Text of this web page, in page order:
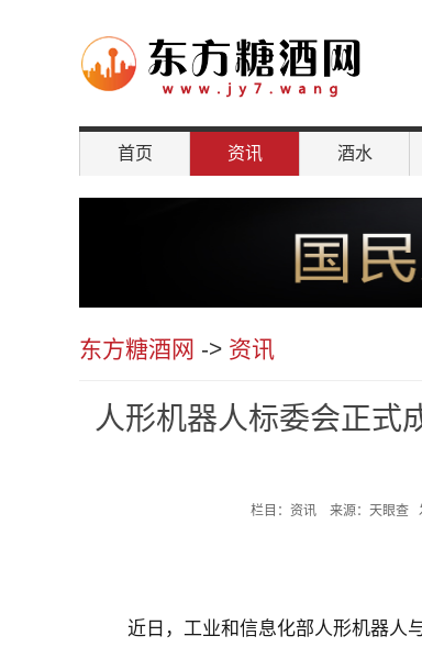
首页 资讯 酒水
聚焦
东方糖酒网 -> 资讯
人形机器人标委会正式
栏目：资讯 来源：天眼查
近日，工业和信息化部人形机器人